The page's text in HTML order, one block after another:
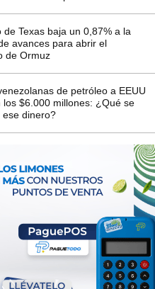
de Texas baja un 0,87% a la
avances para abrir el
de Ormuz
de petróleo a EEUU
los $6.000 millones: ¿Qué se
ese dinero?